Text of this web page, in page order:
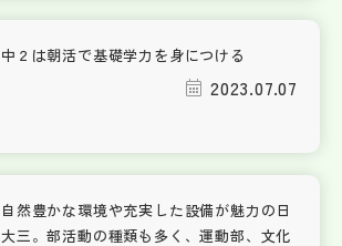
中２は朝活で基礎学力を身につける
2023.07.07
自然豊かな環境や充実した設備が魅力の日
大三。部活動の種類も多く、運動部、文化